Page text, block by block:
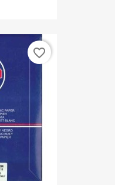
favorite_border